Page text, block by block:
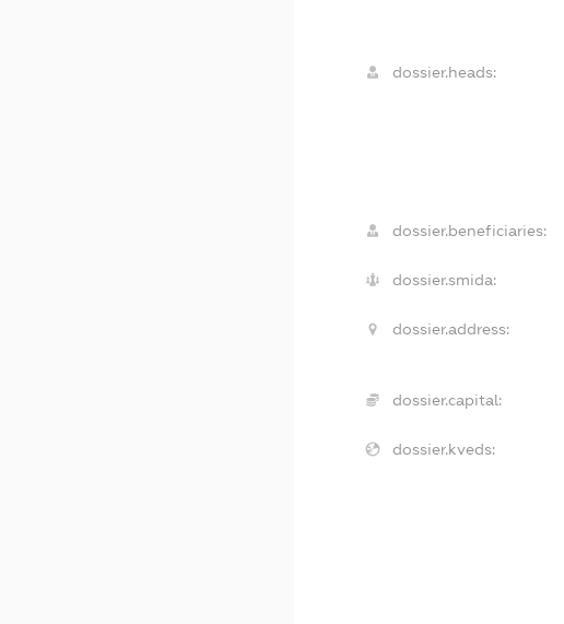
dossier.heads:
dossier.beneficiaries:
dossier.smida:
dossier.address:
dossier.capital:
dossier.kveds: